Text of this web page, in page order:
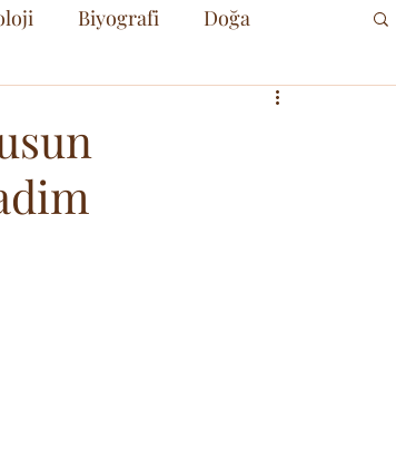
Biyografi Doğa
Sanat & Kültür